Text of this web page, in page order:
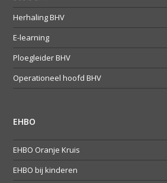
Herhaling BHV
E-learning
Ploegleider BHV
Operationeel hoofd BHV
EHBO
EHBO Oranje Kruis
EHBO bij kinderen